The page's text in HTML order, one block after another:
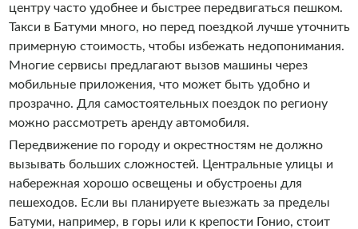
центру часто удобнее и быстрее передвигаться пешком.
Такси в Батуми много, но перед поездкой лучше уточнить
примерную стоимость, чтобы избежать недопонимания.
Многие сервисы предлагают вызов машины через
мобильные приложения, что может быть удобно и
прозрачно. Для самостоятельных поездок по региону
можно рассмотреть аренду автомобиля.
Передвижение по городу и окрестностям не должно
вызывать больших сложностей. Центральные улицы и
набережная хорошо освещены и обустроены для
пешеходов. Если вы планируете выезжать за пределы
Батуми, например, в горы или к крепости Гонио, стоит